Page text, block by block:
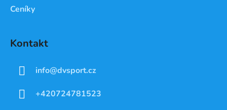
Ceníky
Kontakt
info@dvsport.cz
+420724781523